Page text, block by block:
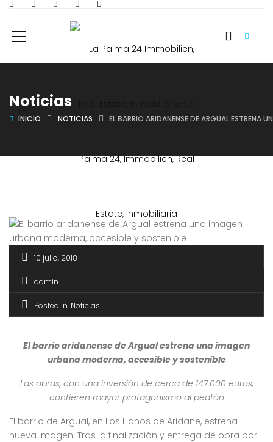
Noticias
INICIO NOTICIAS EL BARRIO ARIDANENSE DE ARGUAL ESTRENA
10 julio, 2018
admin
Posted in Noticias
El barrio aridanense de Argual estrena una imagen
urbana moderna, accesible y sostenible
Las obras, con una inversión de cerca de 147.000 euros,
confieren mayor protagonismo al peatón
El barrio de Argual, en Los Llanos de Aridane, estrena
nueva imagen. Tras la finalización y entrega de obra por